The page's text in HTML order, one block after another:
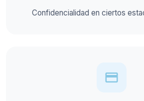
Confidencialidad en ciertos
credit_card